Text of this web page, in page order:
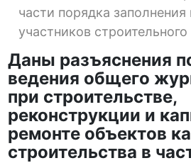
части порядка
участников
Даны разъяснения
ведения общего
при строительстве,
реконструкции и
ремонте объектов
строительства в